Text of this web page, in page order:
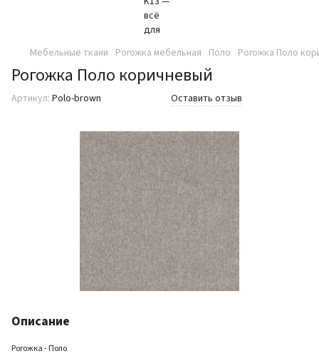
Мебельные ткани Рогожка мебельная Поло Рогожка Поло
Рогожка Поло коричневый
Артикул: Polo-brown Оставить отзыв
Описание
Рогожка - Поло